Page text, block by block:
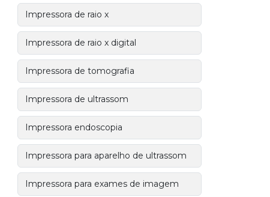
Impressora de raio x
Impressora de raio x digital
Impressora de tomografia
Impressora de ultrassom
Impressora endoscopia
Impressora para aparelho de ultrassom
Impressora para exames de imagem